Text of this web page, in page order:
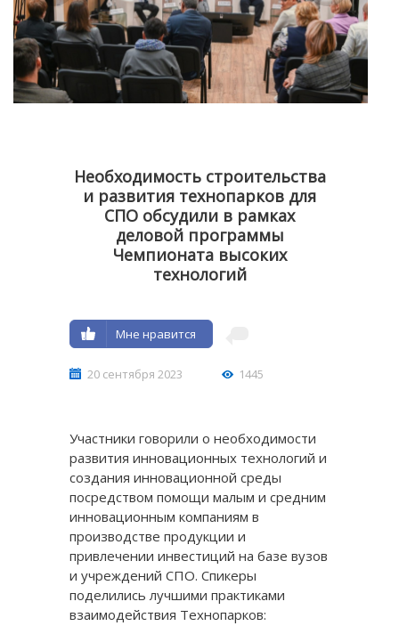
Необходимость строительства
и развития технопарков для
СПО обсудили в рамках
деловой программы
Чемпионата высоких
технологий
Мне нравится
20 сентября 2023 1445
Участники говорили о необходимости
развития инновационных технологий и
создания инновационной среды
посредством помощи малым и средним
инновационным компаниям в
производстве продукции и
привлечении инвестиций на базе вузов
и учреждений СПО. Спикеры
поделились лучшими практиками
взаимодействия Технопарков: